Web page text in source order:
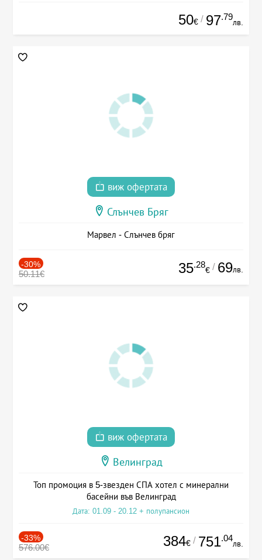
50€ / 97.79
лв.
виж офертата
Слънчев Бряг
Марвел - Слънчев бряг
-30%
50.11€ 35.28
€ / 69лв.
виж офертата
Велинград
Топ промоция в 5-звезден СПА хотел с минерални
басейни във Велинград
Дата: 01.09 - 20.12 + полупансион
-33%
576.00€ 384€ / 751.04
лв.